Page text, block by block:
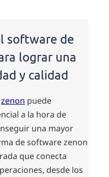
software de
lograr una
y calidad
zenon puede
a la hora de
una mayor
de software zenon
que conecta
desde los